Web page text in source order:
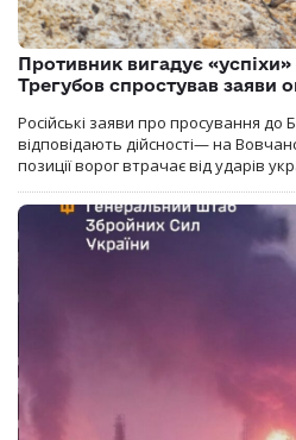
Противник вигадує
Трегубов спростував заяви
Російські заяви про просування до
відповідають дійсності— на
позиції ворог втрачає від ударів